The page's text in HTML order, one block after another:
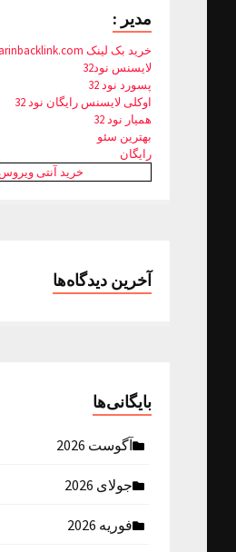
مدیر :
خرید بک لینک behtarinbacklink.com
لایسنس نود32
پسورد نود 32
اوکلی لایسنس رایگان نود 32
همیار نود 32
بهترین سئو
رایگان
خرید آنتی ویروس Kaspersky
آخرین دیدگاه‌ها
بایگانی‌ها
آگوست 2026
جولای 2026
فوریه 2026